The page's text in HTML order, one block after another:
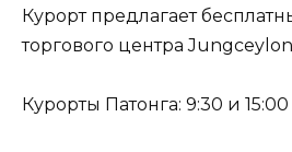
Курорт предлагает
торгового центра
Курорты Патонга: 9:30 и 15:00